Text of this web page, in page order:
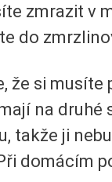
zmrazit v
do
že si
na druhé
takže ji
domácím